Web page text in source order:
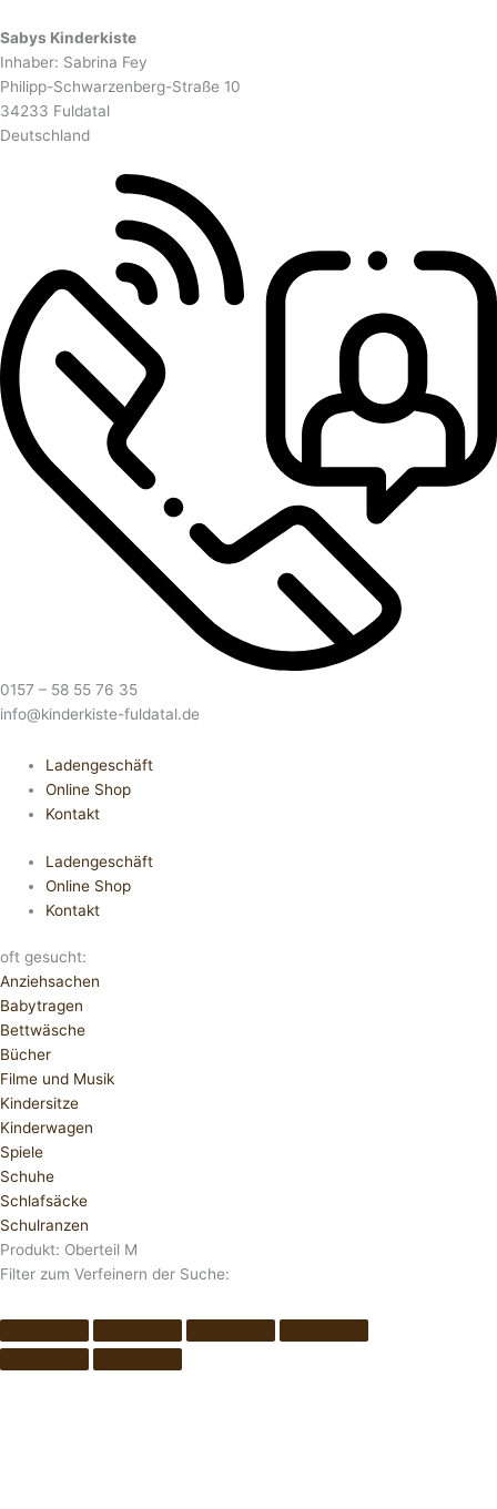
Sabys Kinderkiste
Inhaber: Sabrina Fey
Philipp-Schwarzenberg-Straße 10
34233 Fuldatal
Deutschland
0157 – 58 55 76 35
info@kinderkiste-fuldatal.de
Ladengeschäft
Online Shop
Kontakt
Ladengeschäft
Online Shop
Kontakt
oft gesucht:
Anziehsachen
Babytragen
Bettwäsche
Bücher
Filme und Musik
Kindersitze
Kinderwagen
Spiele
Schuhe
Schlafsäcke
Schulranzen
Produkt: Oberteil M
Filter zum Verfeinern der Suche: